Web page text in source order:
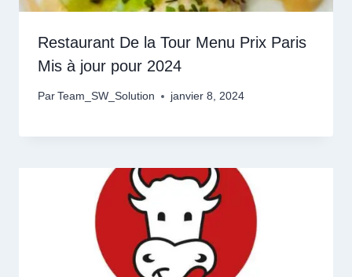
Restaurant De la Tour Menu Prix Paris
Mis à jour pour 2024
Par Team_SW_Solution janvier 8, 2024